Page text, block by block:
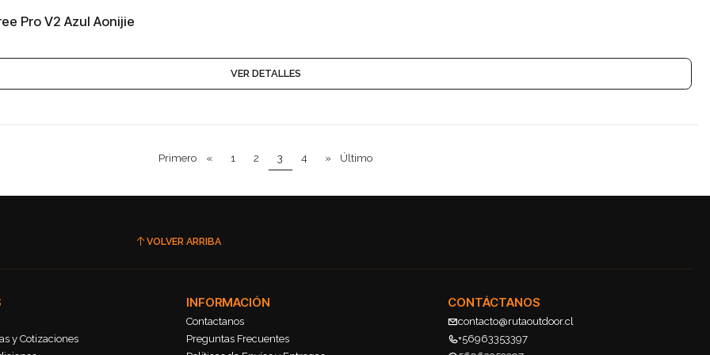
Pro V2 Azul Aonijie
VER DETALLES
Primero « 1 2 3 4 » Último
VOLVER ARRIBA
y Cotizaciones
INFORMACIÓN
Contactanos
Preguntas Frecuentes
CONTÁCTANOS
contacto@rutaoutdoor.cl
+56963353397